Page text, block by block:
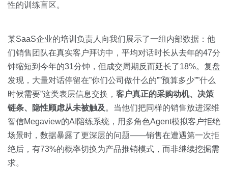
汽车
金融
按角色
销售人员
销售管理
全部
白皮书
销售会话智能
预约演示
性的训练盲区。
某SaaS企业的培训负责人向我们展示了一组内部数据：他
们销售团队在真实客户拜访中，平均对话时长从去年的47分
钟缩短到今年的31分钟，但成交周期反而延长了18%。复盘
发现，大量对话停留在”你们公司做什么的””预算多少””什么
时候需要”这类表层信息交换， 客户真正的采购动机、决策
链条、隐性顾虑从未被触及 。当他们把同样的销售放进深维
智信Megaview的AI陪练系统，用多角色Agent模拟客户拒绝
场景时，数据暴露了更深层的问题——销售在遭遇第一次拒
绝后，有73%的概率切换为产品推销模式，而非继续挖掘需
求。